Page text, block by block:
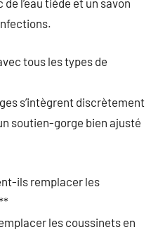
tous les types de
s’intègrent discrètement
soutien-gorge bien ajusté
ils remplacer les
les coussinets en